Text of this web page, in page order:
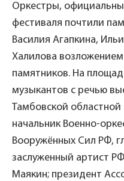
Оркестры,
фестиваля почтили
Василия Агапкина,
Халилова
памятников. На
музыкантов с речью
Тамбовской
начальник Военно-
Вооружённых Сил РФ,
заслуженный артист
Маякин; президент